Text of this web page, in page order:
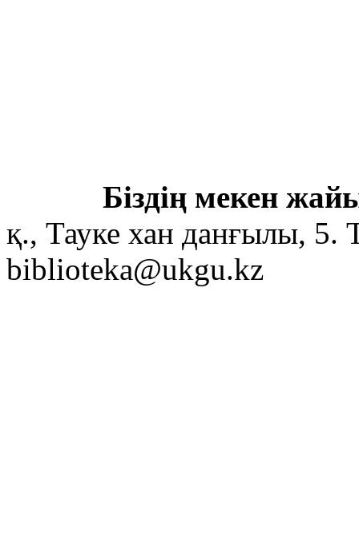
Біздің мекен
қ., Тауке хан данғылы,
biblioteka@ukgu.kz